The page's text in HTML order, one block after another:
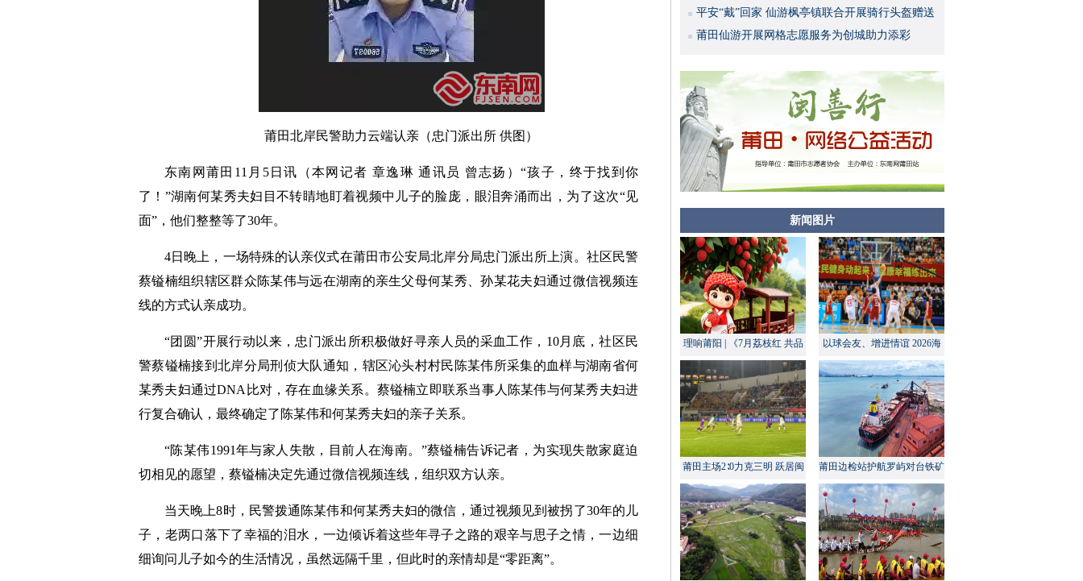
莆田北岸民警助力云端认亲（忠门派出所 供图）
东南网莆田11月5日讯（本网记者 章逸琳 通讯员 曾志扬）“孩子，终于找到你
了！”湖南何某秀夫妇目不转睛地盯着视频中儿子的脸庞，眼泪奔涌而出，为了这次“见
面”，他们整整等了30年。
4日晚上，一场特殊的认亲仪式在莆田市公安局北岸分局忠门派出所上演。社区民警
蔡镒楠组织辖区群众陈某伟与远在湖南的亲生父母何某秀、孙某花夫妇通过微信视频连
线的方式认亲成功。
“团圆”开展行动以来，忠门派出所积极做好寻亲人员的采血工作，10月底，社区民
警蔡镒楠接到北岸分局刑侦大队通知，辖区沁头村村民陈某伟所采集的血样与湖南省何
某秀夫妇通过DNA比对，存在血缘关系。蔡镒楠立即联系当事人陈某伟与何某秀夫妇进
行复合确认，最终确定了陈某伟和何某秀夫妇的亲子关系。
“陈某伟1991年与家人失散，目前人在海南。”蔡镒楠告诉记者，为实现失散家庭迫
切相见的愿望，蔡镒楠决定先通过微信视频连线，组织双方认亲。
当天晚上8时，民警拨通陈某伟和何某秀夫妇的微信，通过视频见到被拐了30年的儿
子，老两口落下了幸福的泪水，一边倾诉着这些年寻子之路的艰辛与思子之情，一边细
细询问儿子如今的生活情况，虽然远隔千里，但此时的亲情却是“零距离”。
平安“戴”回家 仙游枫亭镇联合开展骑行头盔赠送
活动
莆田仙游开展网格志愿服务为创城助力添彩
新闻图片
理响莆阳 | 《7月荔枝红 共品
莆田甜》
以球会友、增进情谊 2026海
峡两岸大学生篮球赛在莆田开
幕
莆田主场2∶0力克三明 跃居闽
超积分榜第四
莆田边检站护航罗屿对台铁矿
中转量同比增长超60%